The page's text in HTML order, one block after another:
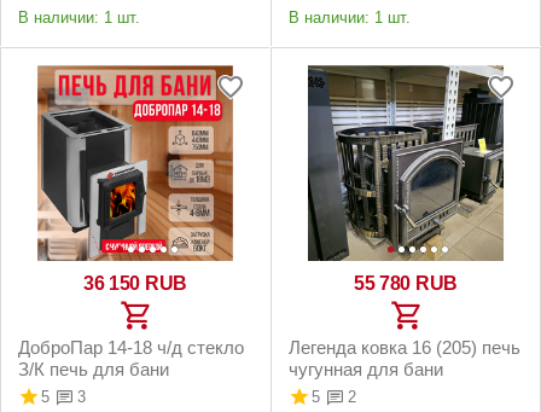
В наличии: 1 шт.
В наличии: 1 шт.
36 150 RUB
ДоброПар 14-18 ч/д стекло
З/К печь для бани
5
3
55 780 RUB
Легенда ковка 16 (205) печь
чугунная для бани
5
2